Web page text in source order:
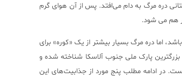
دره مرگ به دام می‌افتد. پس از آن هوای گرم
هم می شود.
اما دره مرگ بسیار بیشتر از یک «کوره» برای
پارک ملی جنوب آلاسکا شناخته شده و
خود جلب کرده‌است. در ادامه مطلب پنج مورد از جذابیت‌های این